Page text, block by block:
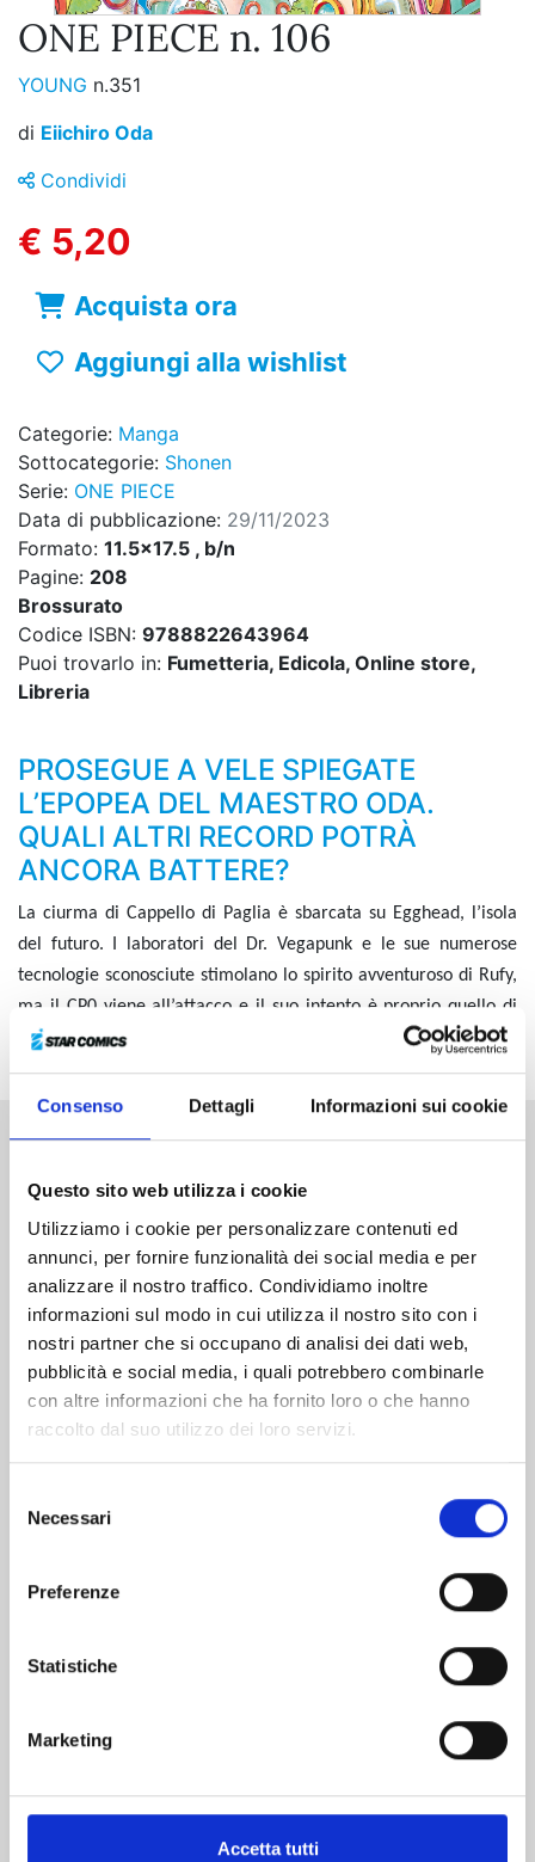
Consenso Dettagli Informazioni sui cookie
Questo sito web utilizza i cookie
Utilizziamo i cookie per personalizzare contenuti ed
annunci, per fornire funzionalità dei social media e per
analizzare il nostro traffico. Condividiamo inoltre
informazioni sul modo in cui utilizza il nostro sito con i
nostri partner che si occupano di analisi dei dati web,
pubblicità e social media, i quali potrebbero combinarle
con altre informazioni che ha fornito loro o che hanno
raccolto dal suo utilizzo dei loro servizi.
delNecessari
Preferenze
Statistiche
Marketing
Accetta tutti
ONE PIECE n. 106
YOUNG n.351
di Eiichiro Oda
Condividi
€ 5,20
Acquista ora
Aggiungi alla wishlist
Categorie: Manga
Sottocategorie: Shonen
Serie: ONE PIECE
Data di pubblicazione: 29/11/2023
Formato: 11.5x17.5 , b/n
Pagine: 208
Brossurato
Codice ISBN: 9788822643964
Puoi trovarlo in: Fumetteria, Edicola, Online store,
Libreria
PROSEGUE A VELE SPIEGATE
L’EPOPEA DEL MAESTRO ODA.
QUALI ALTRI RECORD POTRÀ
ANCORA BATTERE?
La ciurma di Cappello di Paglia è sbarcata su Egghead, l’isola
del futuro. I laboratori del Dr. Vegapunk e le sue numerose
tecnologie sconosciute stimolano lo spirito avventuroso di Rufy,
ma il CP0 viene all’attacco e il suo intento è proprio quello di
sopprimere Vegapunk... Cosa faranno Rufy e i suoi compagni?!
Altri volumi della serie